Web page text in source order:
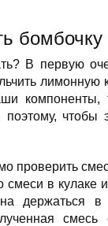
В первую
лимонную
компоненты,
чтобы
проверить
смеси в кулаке
держаться в